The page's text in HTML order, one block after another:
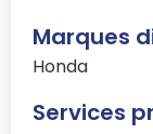
Marques
Honda
Services